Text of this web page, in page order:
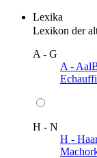
Lexika
Lexikon der
A - G
A - Aal
H - N
H -